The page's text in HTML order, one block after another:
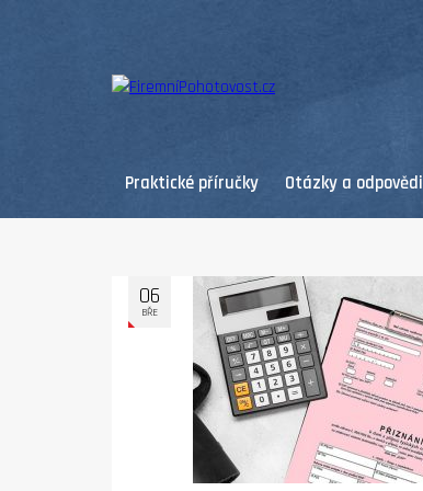
Praktické příručky Otázky a odpovědi
06
BŘE